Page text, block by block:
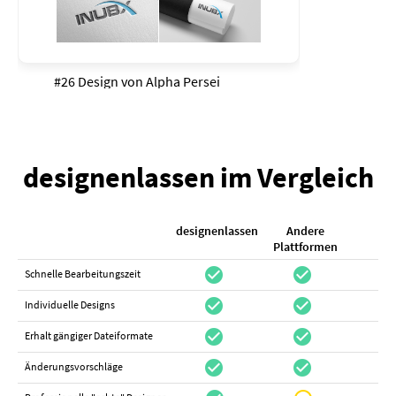
#26 Design von Alpha Persei
designenlassen im Vergleich
designenlassen
Andere
Plattformen
Schnelle Bearbeitungszeit check_circle check_circle
Individuelle Designs check_circle check_circle
Erhalt gängiger Dateiformate check_circle check_circle
Änderungsvorschläge check_circle check_circle